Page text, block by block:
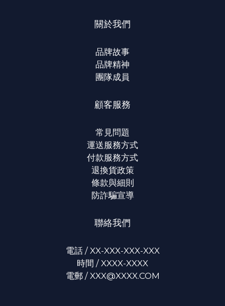
關於我們
品牌故事
品牌精神
團隊成員
顧客服務
常見問題
運送服務方式
付款服務方式
退換貨政策
條款與細則
防詐騙宣導
聯絡我們
電話 / XX-XXX-XXX-XXX
時間 / XXXX-XXXX
電郵 / XXX@XXXX.COM